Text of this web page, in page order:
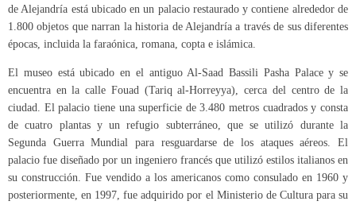
de Alejandría está ubicado en un palacio restaurado y contiene alrededor de
1.800 objetos que narran la historia de Alejandría a través de sus diferentes
épocas, incluida la faraónica, romana, copta e islámica.
El museo está ubicado en el antiguo Al-Saad Bassili Pasha Palace y se
encuentra en la calle Fouad (Tariq al-Horreyya), cerca del centro de la
ciudad. El palacio tiene una superficie de 3.480 metros cuadrados y consta
de cuatro plantas y un refugio subterráneo, que se utilizó durante la
Segunda Guerra Mundial para resguardarse de los ataques aéreos. El
palacio fue diseñado por un ingeniero francés que utilizó estilos italianos en
su construcción. Fue vendido a los americanos como consulado en 1960 y
posteriormente, en 1997, fue adquirido por el Ministerio de Cultura para su